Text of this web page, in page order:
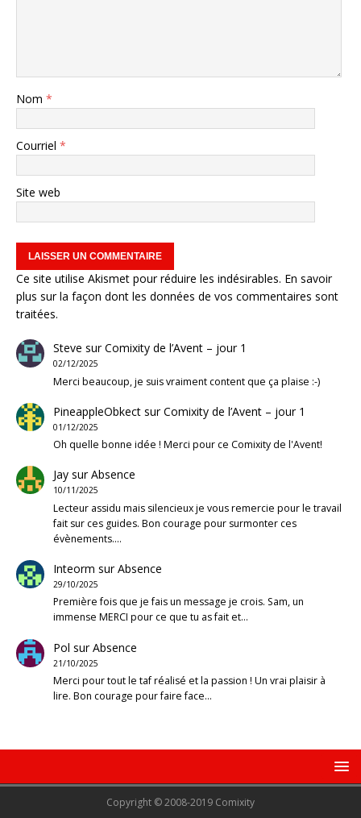
Nom *
Courriel *
Site web
Ce site utilise Akismet pour réduire les indésirables. En savoir
plus sur la façon dont les données de vos commentaires sont
traitées.
Steve surComixity de l’Avent – jour 1
02/12/2025
Merci beaucoup, je suis vraiment content que ça plaise :-)
PineappleObkectsurComixity de l’Avent – jour 1
01/12/2025
Oh quelle bonne idée ! Merci pour ce Comixity de l'Avent!
JaysurAbsence
10/11/2025
Lecteur assidu mais silencieux je vous remercie pour le travail
fait sur ces guides. Bon courage pour surmonter ces
évènements.…
Inteorm surAbsence
29/10/2025
Première fois que je fais un message je crois. Sam, un
immense MERCI pour ce que tu as fait et…
Pol surAbsence
21/10/2025
Merci pour tout le taf réalisé et la passion ! Un vrai plaisir à
lire. Bon courage pour faire face…
Copyright © 2008-2019 Comixity